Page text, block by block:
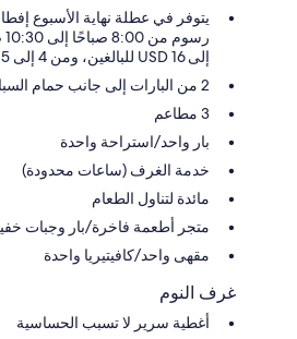
يتوفر في عطلة نهاية الأسبوع
إلى 16 USD للبالغين، ومن 4 إلى 15 USD للأطفال
2 من البارات إلى جانب حمام السباحة
3 مطاعم
بار واحد/استراحة واحدة
خدمة الغرف (ساعات محدودة)
مائدة لتناول الطعام
متجر أطعمة فاخرة/بار وجبات
مقهى واحد/كافيتيريا واحدة
غرف النوم
أغطية سرير لا تسبب الحساسية